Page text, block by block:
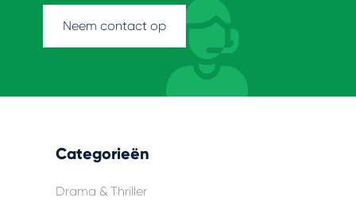
Neem contact op
Categorieën
Drama & Thriller